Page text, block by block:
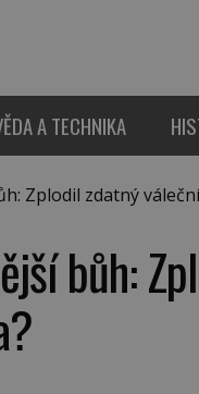
A TECHNIKA
Zplodil zdatný
bůh: